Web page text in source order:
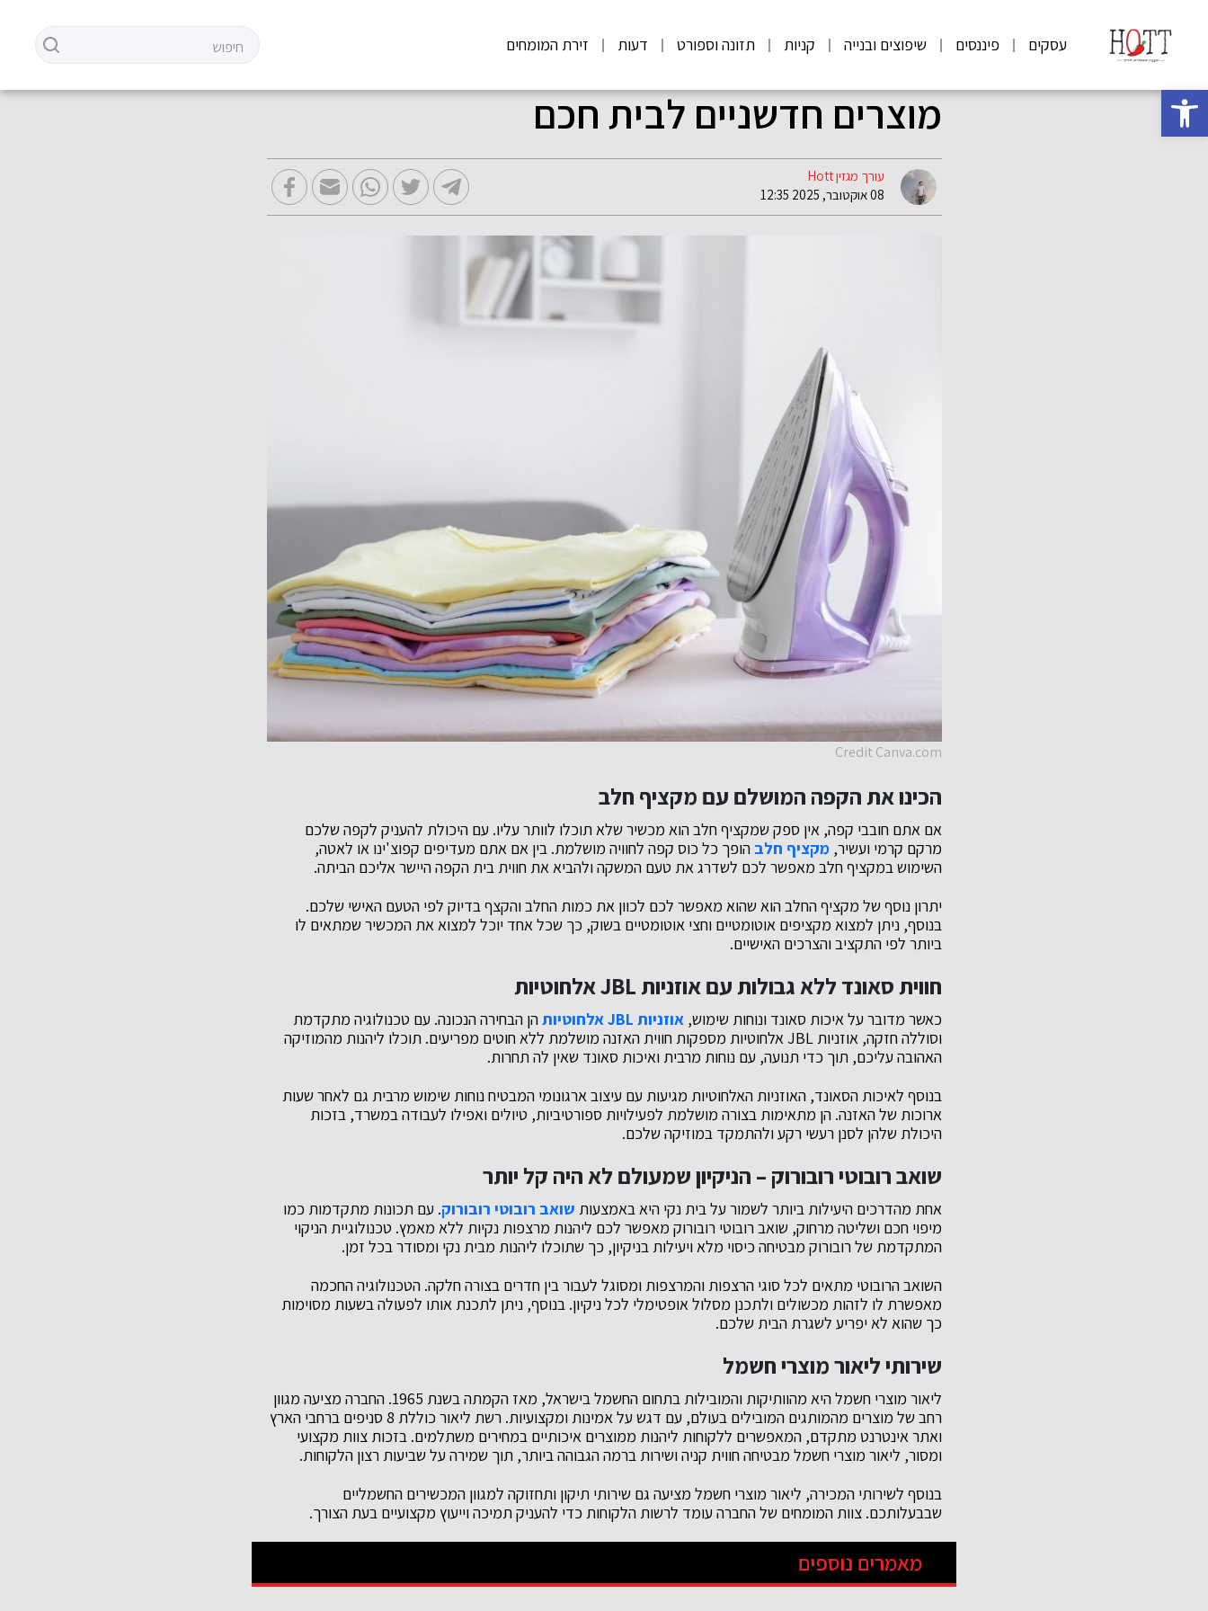
פתח סרגל נגישות
עסקים פיננסים שיפוצים ובנייה קניות תזונה וספורט דעות זירת המומחים
מוצרים חדשניים לבית חכם
עורך מגזין Hott
08 אוקטובר, 2025 12:35
Credit Canva.com
הכינו את הקפה המושלם עם מקציף חלב
אם אתם חובבי קפה, אין ספק שמקציף חלבהוא מכשיר שלא תוכלו לוותר עליו. עם היכולת להעניק לקפה שלכם
מרקם קרמי ועשיר,מקציף חלב הופך כל כוס קפה לחוויה מושלמת. בין אם אתם מעדיפים קפוצ'ינו או לאטה,
השימוש במקציף חלב מאפשר לכם לשדרג את טעם המשקה ולהביא את חווית בית הקפה היישר אליכם הביתה.
יתרון נוסף של מקציף החלב הוא שהוא מאפשר לכם לכוון את כמות החלב והקצף בדיוק לפי הטעם האישי שלכם.
בנוסף, ניתן למצוא מקציפים אוטומטיים וחצי אוטומטיים בשוק, כך שכל אחד יוכל למצוא את המכשיר שמתאים לו
ביותר לפי התקציב והצרכים האישיים.
חווית סאונד ללא גבולות עם אוזניות JBL אלחוטיות
כאשר מדובר על איכות סאונד ונוחות שימוש,אוזניות JBL אלחוטיות
הן הבחירה הנכונה. עם טכנולוגיה מתקדמת
וסוללה חזקה,אוזניות JBL אלחוטיות
מספקות חווית האזנה מושלמת ללא חוטים מפריעים. תוכלו ליהנות מהמוזיקה
האהובה עליכם, תוך כדי תנועה, עם נוחות מרבית ואיכות סאונד שאין לה תחרות.
בנוסף לאיכות הסאונד, האוזניות האלחוטיות מגיעות עם עיצוב ארגונומי המבטיח נוחות שימוש מרבית גם לאחר שעות
ארוכות של האזנה. הן מתאימות בצורה מושלמת לפעילויות ספורטיביות, טיולים ואפילו לעבודה במשרד, בזכות
היכולת שלהן לסנן רעשי רקע ולהתמקד במוזיקה שלכם.
שואב רובוטי רובורוק – הניקיון שמעולם לא היה קל יותר
אחת מהדרכים היעילות ביותר לשמור על בית נקי היא באמצעות שואב רובוטי רובורוק. עם תכונות מתקדמות כמו
מיפוי חכם ושליטה מרחוק, שואב רובוטי רובורוק מאפשר לכם ליהנות מרצפות נקיות ללא מאמץ. טכנולוגיית הניקוי
המתקדמת של רובורוק מבטיחה כיסוי מלא ויעילות בניקיון, כך שתוכלו ליהנות מבית נקי ומסודר בכל זמן.
השואב הרובוטי מתאים לכל סוגי הרצפות והמרצפות ומסוגל לעבור בין חדרים בצורה חלקה. הטכנולוגיה החכמה
מאפשרת לו לזהות מכשולים ולתכנן מסלול אופטימלי לכל ניקיון. בנוסף, ניתן לתכנת אותו לפעולה בשעות מסוימות
כך שהוא לא יפריע לשגרת הבית שלכם.
שירותי ליאור מוצרי חשמל
ליאור מוצרי חשמל היא מהוותיקות והמובילות בתחום החשמל בישראל, מאז הקמתה בשנת 1965. החברה מציעה מגוון
רחב של מוצרים מהמותגים המובילים בעולם, עם דגש על אמינות ומקצועיות. רשת ליאור כוללת 8 סניפים ברחבי הארץ
ואתר אינטרנט מתקדם, המאפשרים ללקוחות ליהנות ממוצרים איכותיים במחירים משתלמים. בזכות צוות מקצועי
ומסור, ליאור מוצרי חשמל מבטיחה חווית קניה ושירות ברמה הגבוהה ביותר, תוך שמירה על שביעות רצון הלקוחות.
בנוסף לשירותי המכירה, ליאור מוצרי חשמל מציעה גם שירותי תיקון ותחזוקה למגוון המכשירים החשמליים
שבבעלותכם. צוות המומחים של החברה עומד לרשות הלקוחות כדי להעניק תמיכה וייעוץ מקצועיים בעת הצורך.
מאמרים נוספים